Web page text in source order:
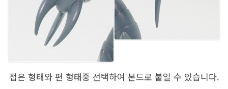
접은 형태와 편 형태중 선택하여 본드로 붙일 수 있습니다.